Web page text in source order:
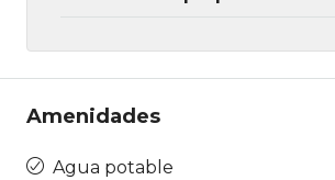
Amenidades
Agua potable